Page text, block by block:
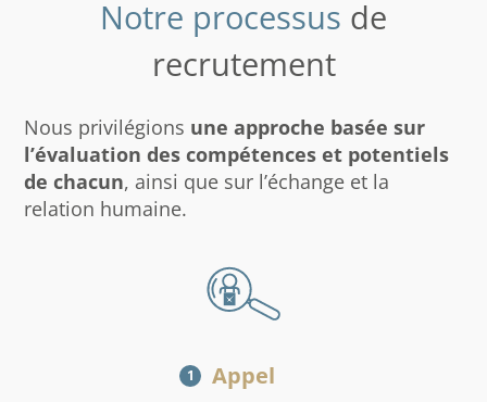
Notre processus de
recrutement
Nous privilégions une approche basée sur
l’évaluation des compétences et potentiels
de chacun, ainsi que sur l’échange et la
relation humaine.
1 Appel